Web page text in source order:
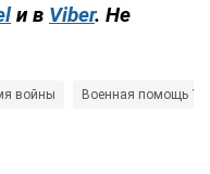
и в Viber. Не
войны Военная помощь